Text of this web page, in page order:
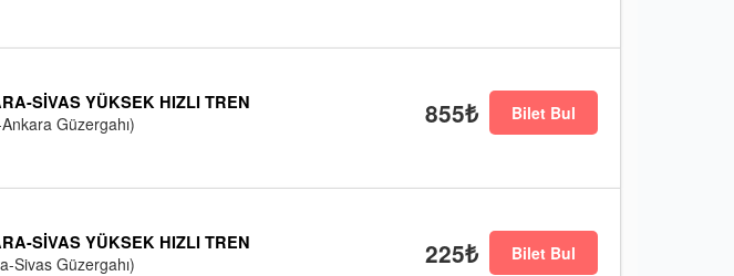
SIVAS YÜKSEK HIZLI TREN
Güzergahı)
855₺ Bilet Bul
SIVAS YÜKSEK HIZLI TREN
Sivas Güzergahı)
225₺ Bilet Bul